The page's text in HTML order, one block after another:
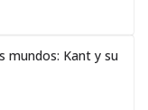
mundos: Kant y su